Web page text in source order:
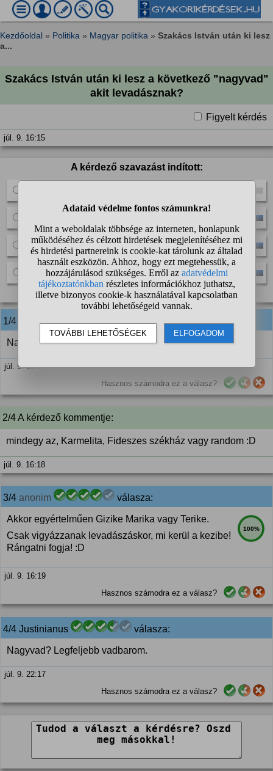
Kezdőoldal » Politika » Magyar politika » Szakács István után ki lesz
a...
Szakács István után ki lesz a következő "nagyvad"
akit levadásznak?
Figyelt kérdés
júl. 9. 16:15
A kérdező szavazást indított:
a takarítónő
egyéb
3 szavazat
1/4 anonim válasza:
Na de kinek a takarítónője?
júl. 9. 16:17
Hasznos számodra ez a válasz?
2/4 A kérdező kommentje:
mindegy az, Karmelita, Fideszes székház vagy random :D
júl. 9. 16:18
3/4 anonim válasza:
100%
Akkor egyértelműen Gizike Marika vagy Terike.
Csak vigyázzanak levadászáskor, mi kerül a kezibe!
Rángatni fogja! :D
júl. 9. 16:19
Hasznos számodra ez a válasz?
4/4 Justinianus válasza:
Nagyvad? Legfeljebb vadbarom.
júl. 9. 22:17
Hasznos számodra ez a válasz?